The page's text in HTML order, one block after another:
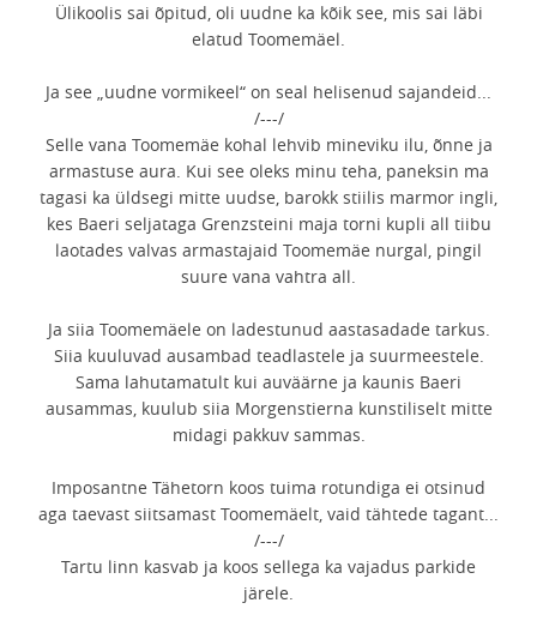
Ülikoolis sai õpitud, oli uudne ka kõik see, mis sai läbi
elatud Toomemäel.
Ja see „uudne vormikeel“ on seal helisenud sajandeid...
/---/
Selle vana Toomemäe kohal lehvib mineviku ilu, õnne ja
armastuse aura. Kui see oleks minu teha, paneksin ma
tagasi ka üldsegi mitte uudse, barokk stiilis marmor ingli,
kes Baeri seljataga Grenzsteini maja torni kupli all tiibu
laotades valvas armastajaid Toomemäe nurgal, pingil
suure vana vahtra all.
Ja siia Toomemäele on ladestunud aastasadade tarkus.
Siia kuuluvad ausambad teadlastele ja suurmeestele.
Sama lahutamatult kui auväärne ja kaunis Baeri
ausammas, kuulub siia Morgenstierna kunstiliselt mitte
midagi pakkuv sammas.
Imposantne Tähetorn koos tuima rotundiga ei otsinud
aga taevast siitsamast Toomemäelt, vaid tähtede tagant...
/---/
Tartu linn kasvab ja koos sellega ka vajadus parkide
järele.